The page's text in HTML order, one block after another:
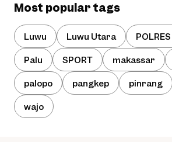
Most popular tags
Luwu Luwu Utara
Palu SPORT makassar
palopo pangkep pinrang
wajo